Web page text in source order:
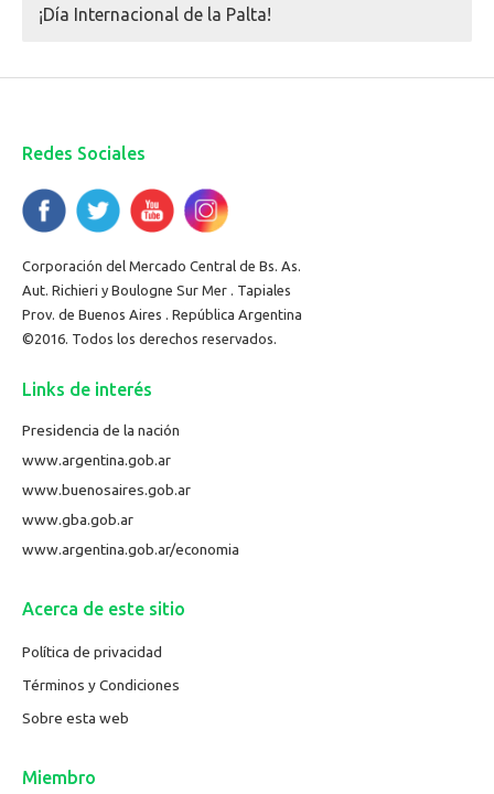
¡Día Internacional de la Palta!
Redes Sociales
Corporación del Mercado Central de Bs. As.
Aut. Richieri y Boulogne Sur Mer . Tapiales
Prov. de Buenos Aires . República Argentina
©2016. Todos los derechos reservados.
Links de interés
Presidencia de la nación
www.argentina.gob.ar
www.buenosaires.gob.ar
www.gba.gob.ar
www.argentina.gob.ar/economia
Acerca de este sitio
Política de privacidad
Términos y Condiciones
Sobre esta web
Miembro